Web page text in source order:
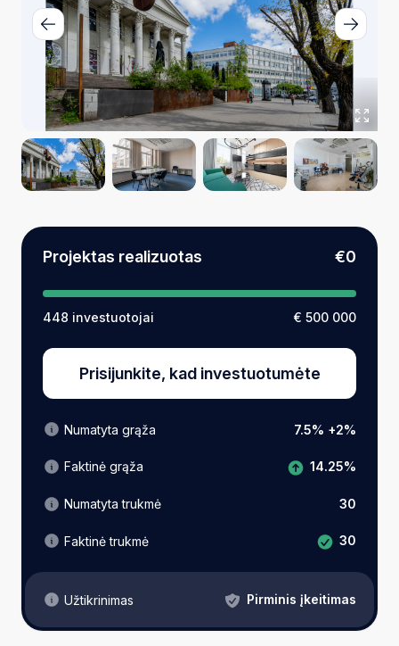
Projektas realizuotas €0
448 investuotojai € 500 000
Prisijunkite, kad investuotumėte
Numatyta grąža 7.5% +2%
Faktinė grąža 14.25%
Numatyta trukmė 30
Faktinė trukmė 30
Užtikrinimas Pirminis įkeitimas